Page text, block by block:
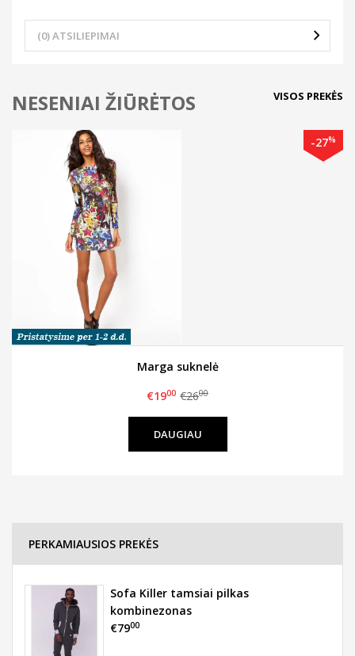
(0) ATSILIEPIMAI
NESENIAI ŽIŪRĖTOS VISOS PREKĖS
-27%
Marga suknelė
€1900 €2600
DAUGIAU
PERKAMIAUSIOS PREKĖS
Sofa Killer tamsiai pilkas
kombinezonas
€7900